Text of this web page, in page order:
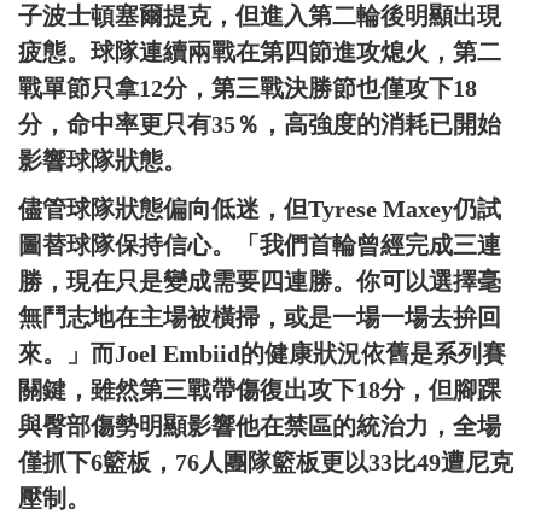
子波士頓塞爾提克，但進入第二輪後明顯出現
疲態。球隊連續兩戰在第四節進攻熄火，第二
戰單節只拿12分，第三戰決勝節也僅攻下18
分，命中率更只有35％，高強度的消耗已開始
影響球隊狀態。
儘管球隊狀態偏向低迷，但Tyrese Maxey仍試
圖替球隊保持信心。「我們首輪曾經完成三連
勝，現在只是變成需要四連勝。你可以選擇毫
無鬥志地在主場被橫掃，或是一場一場去拚回
來。」而Joel Embiid的健康狀況依舊是系列賽
關鍵，雖然第三戰帶傷復出攻下18分，但腳踝
與臀部傷勢明顯影響他在禁區的統治力，全場
僅抓下6籃板，76人團隊籃板更以33比49遭尼克
壓制。